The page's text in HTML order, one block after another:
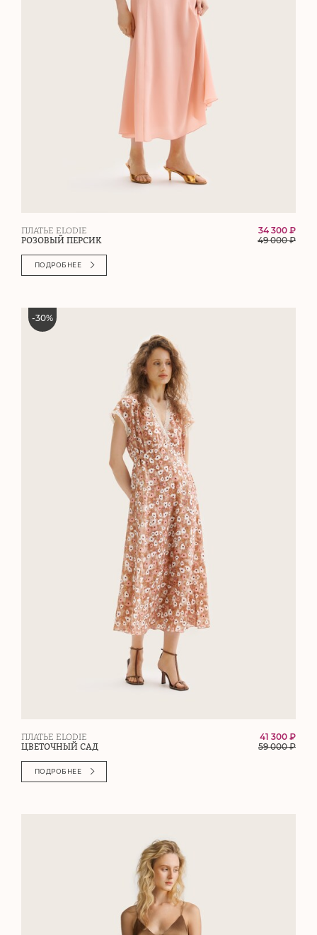
ПЛАТЬЕ ELODIE
РОЗОВЫЙ ПЕРСИК
34 300 ₽
49 000₽
ПОДРОБНЕЕ
-30%
ПЛАТЬЕ ELODIE
ЦВЕТОЧНЫЙ САД
41 300 ₽
59 000₽
ПОДРОБНЕЕ